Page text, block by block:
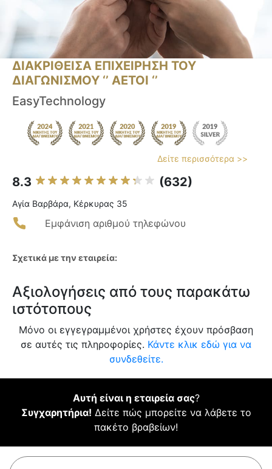
ΔΙΑΚΡΙΘΕΙΣΑ ΕΠΙΧΕΙΡΗΣΗ ΤΟΥ
ΔΙΑΓΩΝΙΣΜΟΥ ‘’ ΑΕΤΟΙ ‘’
EasyTechnology
Δείτε περισσότερα >>
8.3 (632)
Αγία Βαρβάρα, Κέρκυρας 35
Εμφάνιση αριθμού τηλεφώνου
Σχετικά με την εταιρεία:
Αξιολογήσεις από τους παρακάτω
ιστότοπους
Μόνο οι εγγεγραμμένοι χρήστες έχουν πρόσβαση
σε αυτές τις πληροφορίες. Κάντε κλικ εδώ για να
συνδεθείτε.
Αυτή είναι η εταιρεία σας?
Συγχαρητήρια! Δείτε πώς μπορείτε να λάβετε το
πακέτο βραβείων!